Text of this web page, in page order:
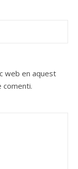
web en aquest
comenti.